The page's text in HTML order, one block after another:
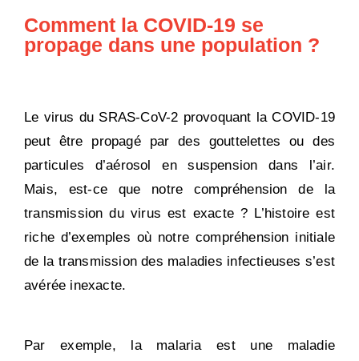
Comment la COVID-19 se
propage dans une population ?
Le virus du SRAS-CoV-2 provoquant la COVID-19
peut être propagé par des gouttelettes ou des
particules d’aérosol en suspension dans l’air.
Mais, est-ce que notre compréhension de la
transmission du virus est exacte ? L’histoire est
riche d’exemples où notre compréhension initiale
de la transmission des maladies infectieuses s’est
avérée inexacte.
Par exemple, la malaria est une maladie